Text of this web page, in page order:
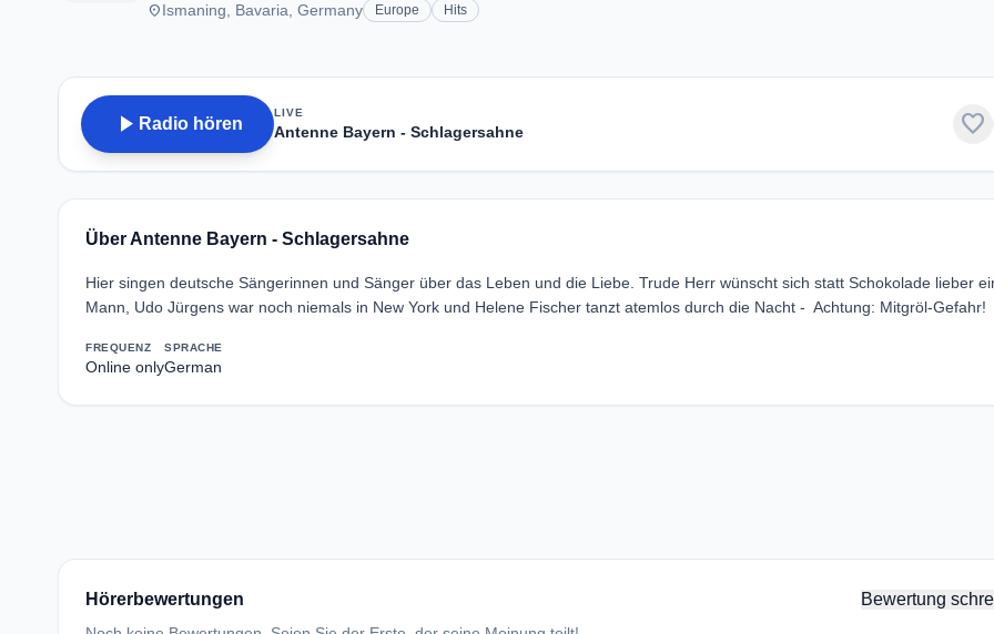
placeIsmaning, Bavaria, Germany Europe Hits
play_arrow Radio hören
LIVE
Antenne Bayern - Schlagersahne favorite
Über Antenne Bayern - Schlagersahne
Hier singen deutsche Sängerinnen und Sänger über das Leben und die Liebe. Trude Herr wünscht sich statt Schokolade lieber
Mann, Udo Jürgens war noch niemals in New York und Helene Fischer tanzt atemlos durch die Nacht - Achtung: Mitgröl-Gefahr!
FREQUENZ
Online only
SPRACHE
German
Hörerbewertungen Bewertung